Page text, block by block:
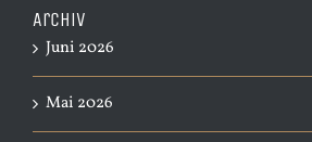
Archiv
Juni 2026
Mai 2026